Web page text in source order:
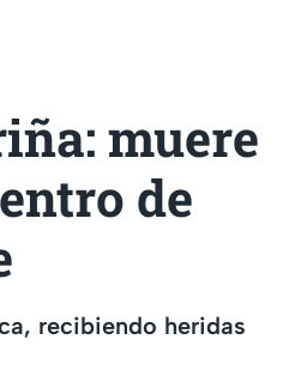
muere
de
recibiendo heridas